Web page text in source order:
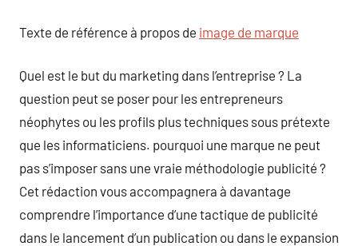
Texte de référence à propos de image de marque
Quel est le but du marketing dans l’entreprise ? La
question peut se poser pour les entrepreneurs
néophytes ou les profils plus techniques sous prétexte
que les informaticiens. pourquoi une marque ne peut
pas s’imposer sans une vraie méthodologie publicité ?
Cet rédaction vous accompagnera à davantage
comprendre l’importance d’une tactique de publicité
dans le lancement d’un publication ou dans le expansion